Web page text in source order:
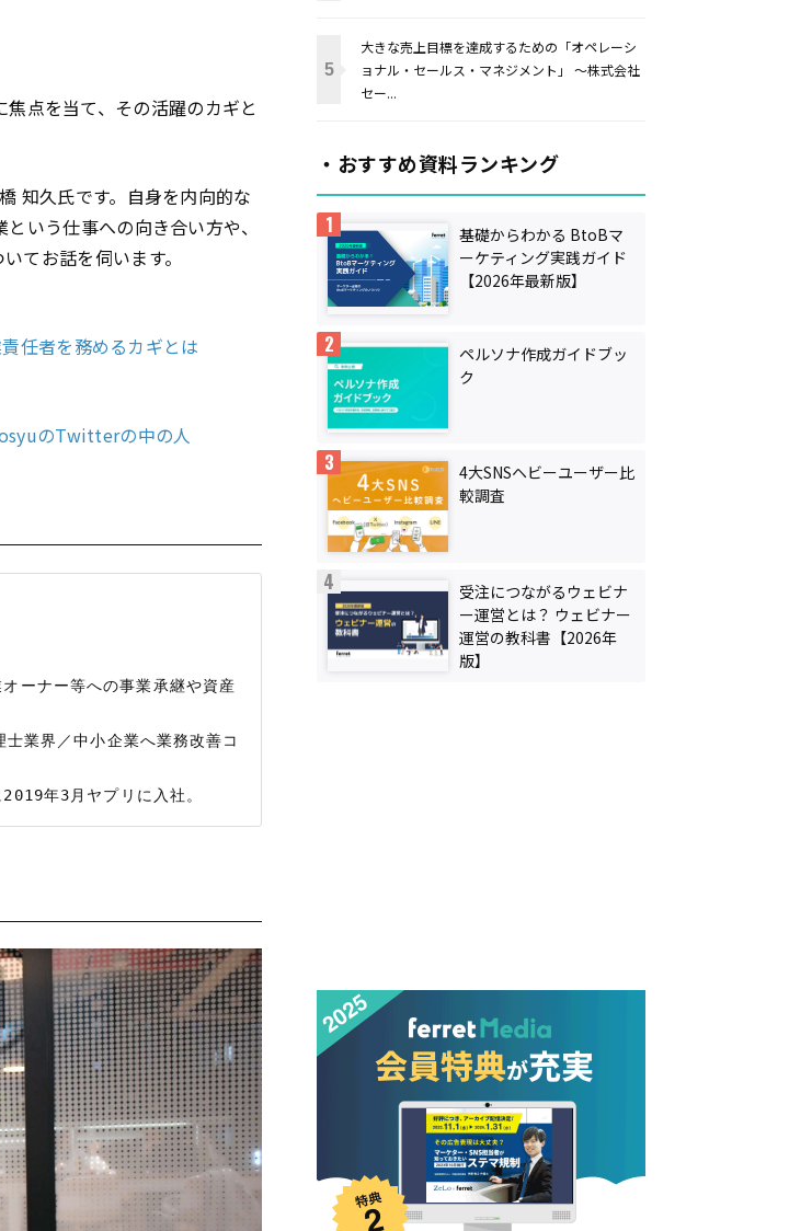
点を当て、その活躍のカギと
知久氏です。自身を内向的な
いう仕事への向き合い方や、
てお話を伺います。
任者を務めるカギとは
のTwitterの中の人
ーナー等への事業承継や資産
業界／中小企業へ業務改善コ
大きな売上目標を達成するための「オペレーシ
ョナル・セールス・マネジメント」 〜株式会社
セー...
・おすすめ資料ランキング
基礎からわかる BtoBマ
ーケティング実践ガイド
【2026年最新版】
ペルソナ作成ガイドブッ
ク
4大SNSヘビーユーザー比
較調査
受注につながるウェビナ
ー運営とは？ ウェビナー
運営の教科書【2026年
版】